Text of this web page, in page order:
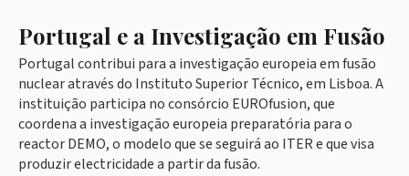
Portugal e a Investigação em Fusão
Portugal contribui para a investigação europeia em fusão
nuclear através do Instituto Superior Técnico, em Lisboa. A
instituição participa no consórcio EUROfusion, que
coordena a investigação europeia preparatória para o
reactor DEMO, o modelo que se seguirá ao ITER e que visa
produzir electricidade a partir da fusão.